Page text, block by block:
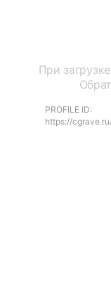
При
PROFILE ID:
https://